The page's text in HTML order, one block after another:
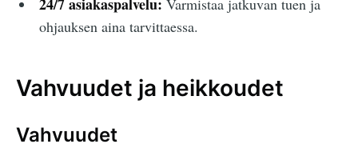
Varmistaa jatkuvan tuen ja
ohjauksen aina tarvittaessa.
Vahvuudet ja heikkoudet
Vahvuudet